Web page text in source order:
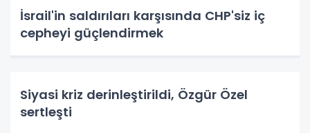
İsrail'in saldırıları karşısında CHP'siz iç
cepheyi güçlendirmek
Siyasi kriz derinleştirildi, Özgür Özel
sertleşti